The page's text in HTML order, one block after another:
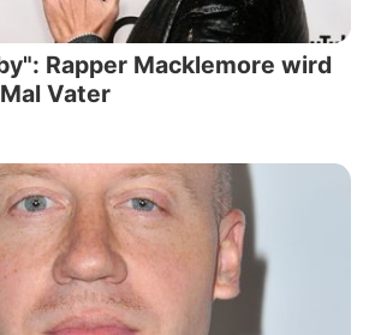
Rapper Macklemore wird
Vater